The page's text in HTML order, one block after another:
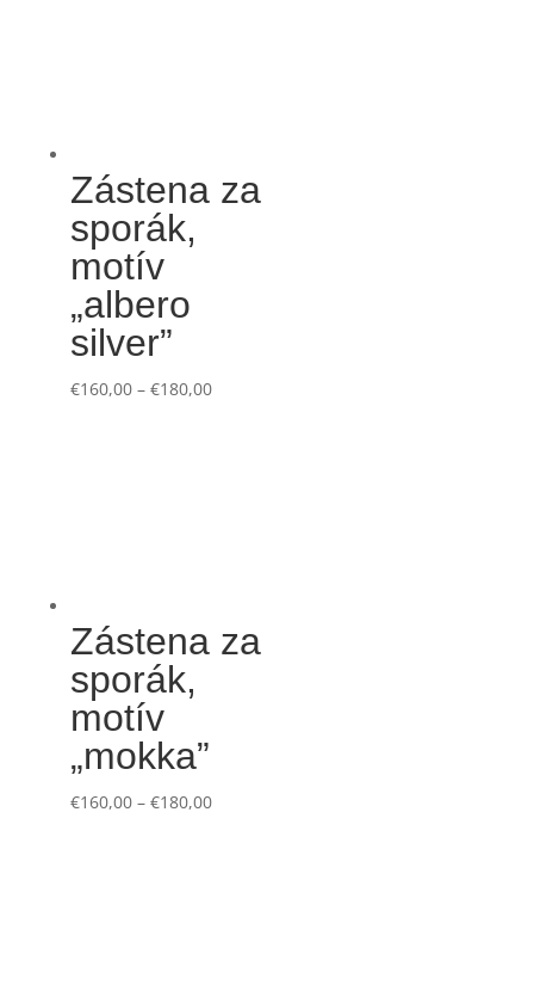
Zástena za
sporák,
motív
„albero
silver”
€160,00– €180,00
Zástena za
sporák,
motív
„mokka”
€160,00– €180,00